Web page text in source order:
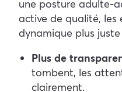
une posture adulte-
active de qualité, les
dynamique plus
Plus de
tombent, les
clairement.